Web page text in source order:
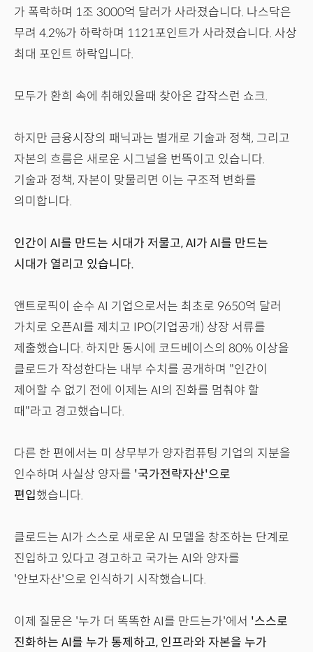
가 폭락하며 1조 3000억 달러가 사라졌습니다. 나스닥은
무려 4.2%가 하락하며 1121포인트가 사라졌습니다. 사상
최대 포인트 하락입니다.
모두가 환희 속에 취해있을때 찾아온 갑작스런 쇼크.
하지만 금융시장의 패닉과는 별개로 기술과 정책, 그리고
자본의 흐름은 새로운 시그널을 번뜩이고 있습니다.
기술과 정책, 자본이 맞물리면 이는 구조적 변화를
의미합니다.
인간이 AI를 만드는 시대가 저물고, AI가 AI를 만드는
시대가 열리고 있습니다.
앤트로픽이 순수 AI 기업으로서는 최초로 9650억 달러
가치로 오픈AI를 제치고 IPO(기업공개) 상장 서류를
제출했습니다. 하지만 동시에 코드베이스의 80% 이상을
클로드가 작성한다는 내부 수치를 공개하며 "인간이
제어할 수 없기 전에 이제는 AI의 진화를 멈춰야 할
때"라고 경고했습니다.
다른 한 편에서는 미 상무부가 양자컴퓨팅 기업의 지분을
인수하며 사실상 양자를 '국가전략자산'으로
편입했습니다.
클로드는 AI가 스스로 새로운 AI 모델을 창조하는 단계로
진입하고 있다고 경고하고 국가는 AI와 양자를
'안보자산'으로 인식하기 시작했습니다.
이제 질문은 '누가 더 똑똑한 AI를 만드는가'에서 '스스로
진화하는 AI를 누가 통제하고, 인프라와 자본을 누가